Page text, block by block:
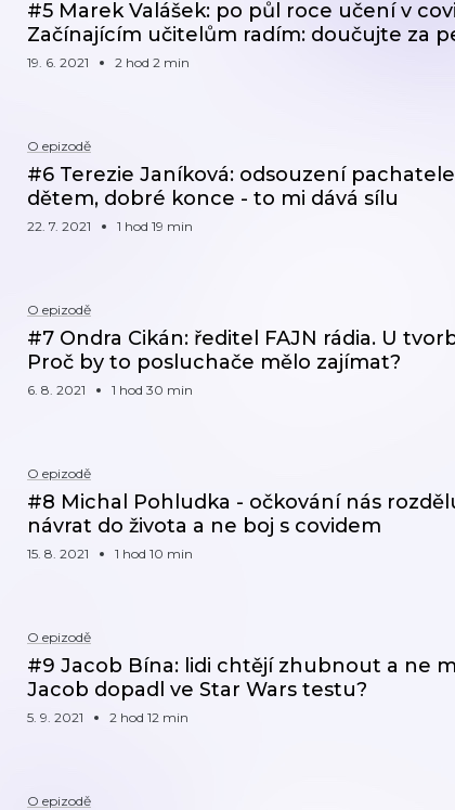
#5 Marek Valášek: po půl roce učení v
Začínajícím učitelům radím: doučujte za
19. 6. 2021 2 hod 2 min
O epizodě
#6 Terezie Janíková: odsouzení
dětem, dobré konce - to mi dává sílu
22. 7. 2021 1 hod 19 min
O epizodě
#7 Ondra Cikán: ředitel FAJN rádia. U
Proč by to posluchače mělo zajímat?
6. 8. 2021 1 hod 30 min
O epizodě
#8 Michal Pohludka - očkování nás
návrat do života a ne boj s covidem
15. 8. 2021 1 hod 10 min
O epizodě
#9 Jacob Bína: lidi chtějí zhubnout a ne
Jacob dopadl ve Star Wars testu?
5. 9. 2021 2 hod 12 min
O epizodě